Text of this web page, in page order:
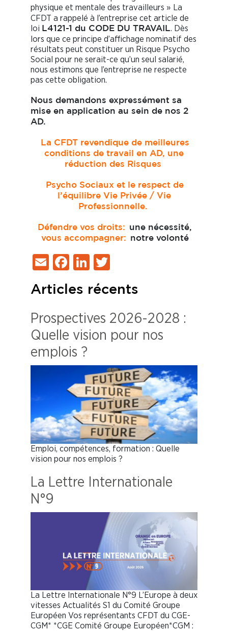
physique et mentale des travailleurs » La
CFDT a rappelé à l’entreprise cet article de
loi L4121-1 du CODE DU TRAVAIL. Dès
lors que ce principe d’affichage nominatif des
résultats peut constituer un Risque Psycho
Social pour ne serait-ce qu’un seul salarié,
nous estimons que l’entreprise ne respecte
pas cette obligation.
Nous demandons expressément sa
mise en application au sein de nos 2
AD.
La CFDT revendique de meilleures
conditions de travail en AD, une
réduction des Risques
Psycho Sociaux et le respect de
l’équilibre Vie Privée / Vie
Professionnelle.
Défendre vos droits:
une nécessité,
vous accompagner:
notre volonté
EmailFacebook
LinkedIn
Articles récents
Prospectives 2026-2028 :
Quelle vision pour nos
emplois ?
Emploi, compétences, formation : Quelle
vision pour nos emplois ?
La Lettre Internationale
N°9
La Lettre Internationale N°9 L’Europe à deux
vitesses Actualités S1 du Comité Groupe
Européen Vos représentants CFDT du CGE-
CGM* *CGE Comité Groupe Européen*CGM :